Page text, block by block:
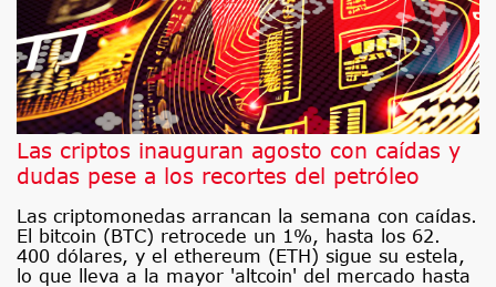
Las criptos inauguran agosto con caídas y
dudas pese a los recortes del petróleo
Las criptomonedas arrancan la semana con caídas.
El bitcoin (BTC) retrocede un 1%, hasta los 62.
400 dólares, y el ethereum (ETH) sigue su estela,
lo que lleva a la mayor 'altcoin' del mercado hasta